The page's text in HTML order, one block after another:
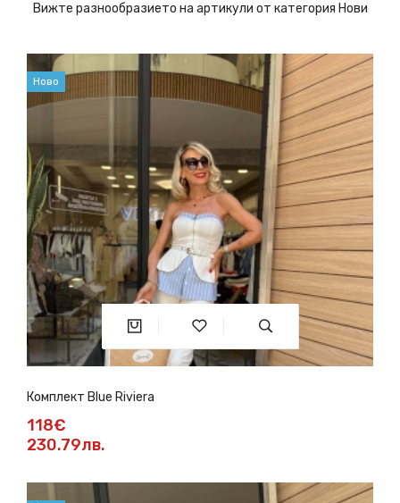
Вижте разнообразието на артикули от категория Нови
Ново
Комплект Blue Riviera
118€
230.79лв.